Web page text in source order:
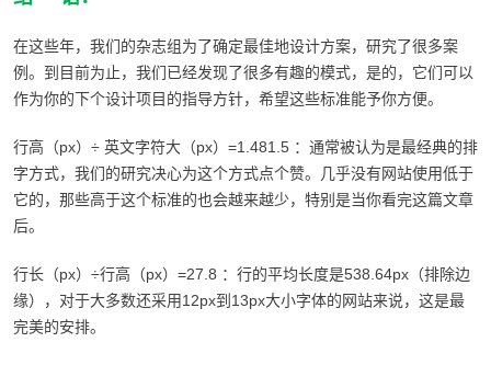
在这些年，我们的杂志组为了确定最佳地设计方案，研究了很多案
例。到目前为止，我们已经发现了很多有趣的模式，是的，它们可以
作为你的下个设计项目的指导方针，希望这些标准能予你方便。
行高（px）÷ 英文字符大（px）=1.481.5 ：通常被认为是最经典的排
字方式，我们的研究决心为这个方式点个赞。几乎没有网站使用低于
它的，那些高于这个标准的也会越来越少，特别是当你看完这篇文章
后。
行长（px）÷行高（px）=27.8 ： 行的平均长度是538.64px（排除边
缘），对于大多数还采用12px到13px大小字体的网站来说，这是最
完美的安排。